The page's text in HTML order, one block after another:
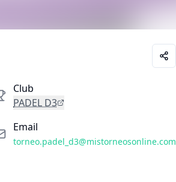
Club
PADEL D3
Email
torneo.padel_d3@mistorneosonline.com